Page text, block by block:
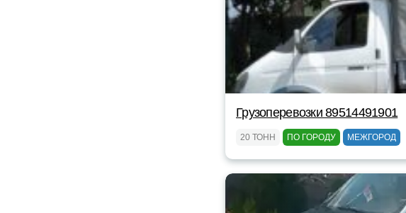
Грузоперевозки 89514491901
20 ТОНН ПО ГОРОДУ МЕЖГОРОД